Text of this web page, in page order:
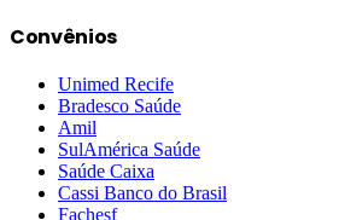
Convênios
Unimed Recife
Bradesco Saúde
Amil
SulAmérica Saúde
Saúde Caixa
Cassi Banco do Brasil
Fachesf